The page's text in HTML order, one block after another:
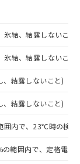
結、結露しないこと)
結、結露しないこと)
結露しないこと)
結露しないこと)
囲内で、23℃時の検
範囲内で、定格電
うえ
取扱
価格
ので
には、
もある
非含
ある
質）の
す予
質）の
中の
、有
して
の
の